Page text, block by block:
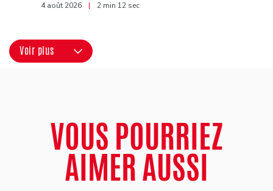
4 août 2026 | 2 min 12 sec
Voir plus
VOUS POURRIEZ
AIMER AUSSI